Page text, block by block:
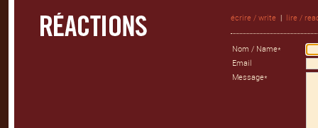
écrire / write | lire /
Nom / Name*
Email
Message*